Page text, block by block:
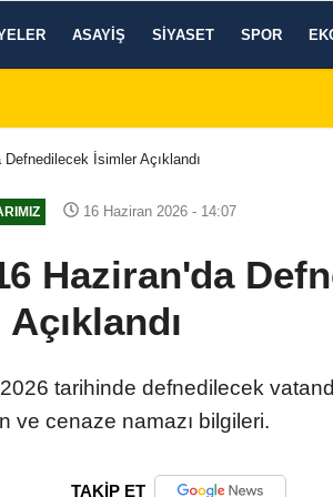
ASAYIŞ SIYASET SPOR
İsimler Açıklandı
16 Haziran 2026 - 14:07
Haziran'da
Açıklandı
tarihinde defnedilecek
ve cenaze namazı bilgileri.
TAKİP ET